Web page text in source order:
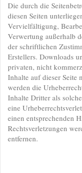
Die durch die
diesen Seiten
Vervielfältigung,
Verwertung außerhalb
der schriftlichen
Erstellers. Downloads
privaten, nicht
Inhalte auf dieser Seite
werden die
Inhalte Dritter als
eine
einen entsprechenden
Rechtsverletzungen
entfernen.